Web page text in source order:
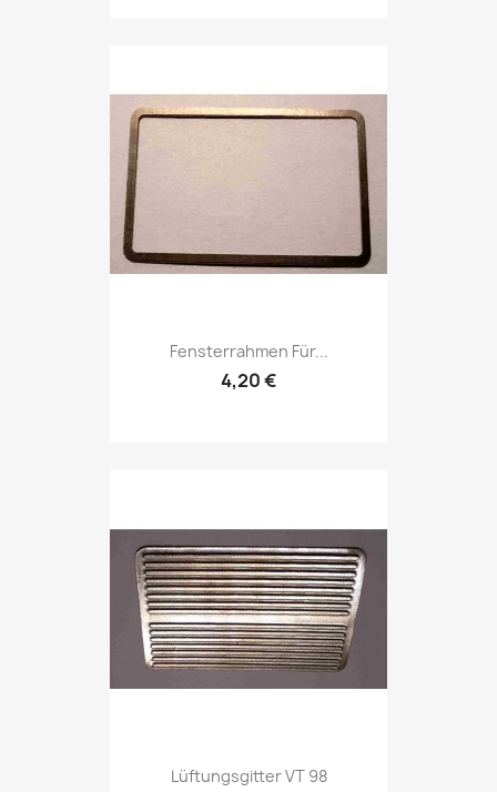
Fensterrahmen Für...
4,20 €
Lüftungsgitter VT 98